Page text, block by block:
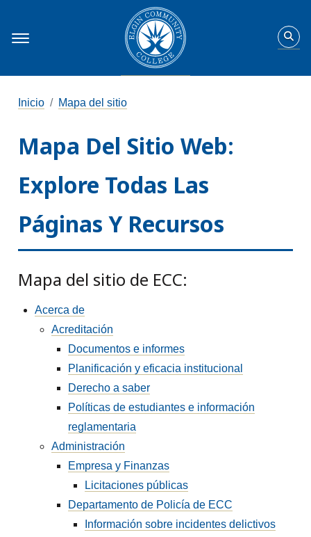
Inicio Mapa del sitio
Mapa Del Sitio Web:
Explore Todas Las
Páginas Y Recursos
Mapa del sitio de ECC:
Acerca de
Acreditación
Documentos e informes
Planificación y eficacia institucional
Derecho a saber
Políticas de estudiantes e información
reglamentaria
Administración
Empresa y Finanzas
Licitaciones públicas
Departamento de Policía de ECC
Información sobre incidentes delictivos